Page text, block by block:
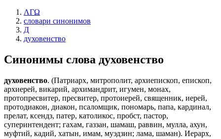
ΛΓΩ
словари синонимов
Д
духовенство
Синонимы слова духовенство
духовенство. (Патриарх, митрополит, архиепископ, епископ,
архиерей, викарий, архимандрит, игумен, монах,
протопресвитер, пресвитер, протоиерей, священник, иерей,
протодиакон, диакон, псаломщик, пономарь, папа, кардинал,
прелат, ксендз, патер, католикос, пробст, пастор,
суперинтендент; гахам, газзан, шамаш, раввин, мулла, ахун,
муфтий, кадий, хатын, имам, муэдзин; лама, шаман). Иерарх,